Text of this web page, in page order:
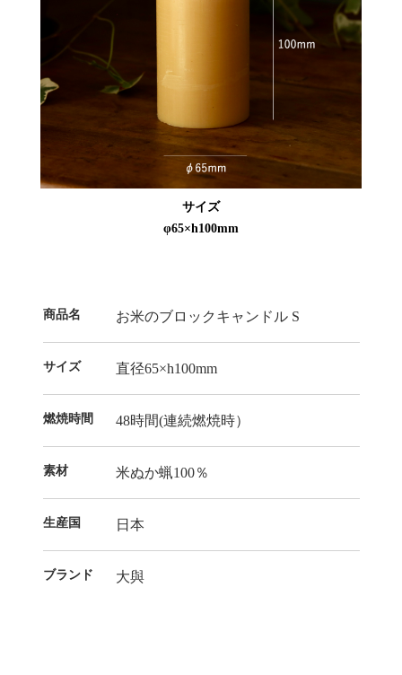
サイズ
φ65×h100mm
商品名 お米のブロックキャンドル S
サイズ 直径65×h100mm
燃焼時間 48時間(連続燃焼時）
素材 米ぬか蝋100％
生産国 日本
ブランド 大與